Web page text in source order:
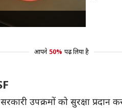
भी मुक्ति पाएंगे।
आपने 50% पढ़ लिया है
उपक्रमों को सुरक्षा प्रदान